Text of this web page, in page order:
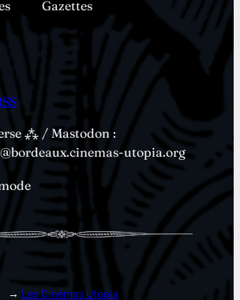
Gazettes
⁂ / Mastodon :
utopia.org
→ Les Cinémas Utopia